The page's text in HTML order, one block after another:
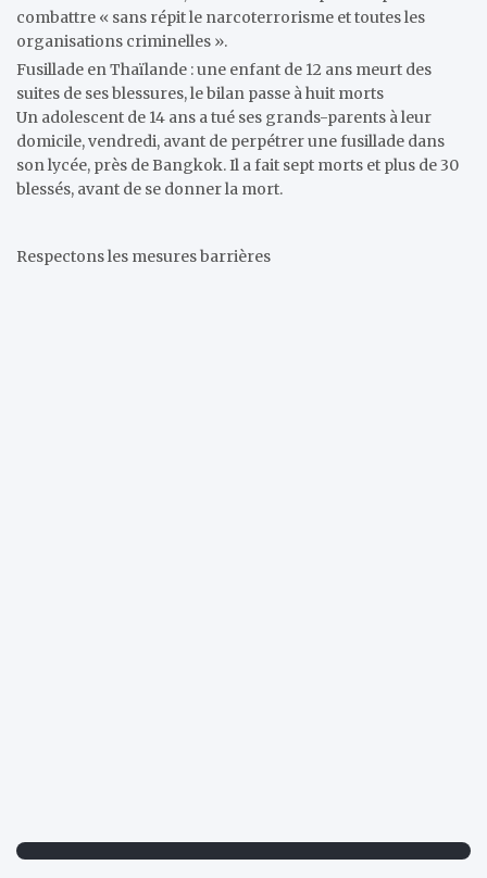
combattre « sans répit le narcoterrorisme et toutes les
organisations criminelles ».
Fusillade en Thaïlande : une enfant de 12 ans meurt des
suites de ses blessures, le bilan passe à huit morts
Un adolescent de 14 ans a tué ses grands-parents à leur
domicile, vendredi, avant de perpétrer une fusillade dans
son lycée, près de Bangkok. Il a fait sept morts et plus de 30
blessés, avant de se donner la mort.
Respectons les mesures barrières